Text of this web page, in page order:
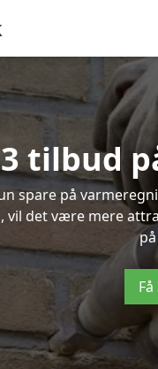
tilbud
spare på
det være mere